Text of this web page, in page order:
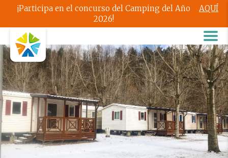
¡Participa en el concurso del Camping del Año
2026!
AQUÍ